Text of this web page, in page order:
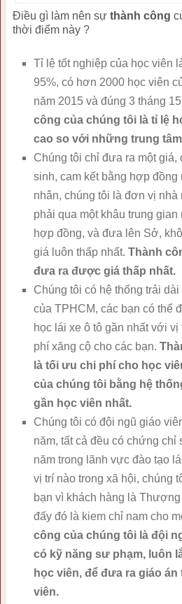
Điều gì làm nên sự thành công
thời điểm này ?
Tỉ lệ tốt nghiệp của học viên
95%, có hơn 2000 học viên
năm 2015 và đúng 3 tháng
công của chúng tôi là tỉ lệ
cao so với những trung
Chúng tôi chỉ đưa ra một giá,
sinh, cam kết bằng hợp đồng
nhân, chúng tôi là đơn vị
phải qua một khâu trung
hợp đồng, và đưa lên Sở,
giá luôn thấp nhất. Thành
đưa ra được giá thấp nhất.
Chúng tôi có hệ thống trải
của TPHCM, các bạn có thể
học lái xe ô tô gần nhất với
phí xăng cộ cho các bạn.
là tối ưu chi phí cho học
của chúng tôi bằng hệ
gần học viên nhất.
Chúng tôi có đội ngũ giáo
năm, tất cả đều có chứng chỉ
năm trong lãnh vực đào tạo
vị trí nào trong xã hội, chúng
bạn vì khách hàng là
đấy đó là kiem chỉ nam cho
công của chúng tôi là đội
có kỹ năng sư phạm, luôn
học viên, để đưa ra giáo
viên.